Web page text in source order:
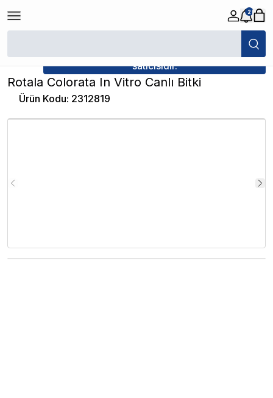
2
/
satıcısıdır.
Rotala Colorata In Vitro Canlı Bitki
Ürün Kodu: 2312819